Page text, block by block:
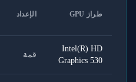
طراز GPU الإعداد
Intel(R) HD
Graphics 530
قمة